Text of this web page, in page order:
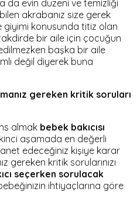
da evin düzeni ve temizliği
akrabanız size gerek
giyimi konusunda titiz olan
bir aile için çocuğun
başka bir aile
değil diyerek buna
gereken kritik soruları
almak bebek bakıcısı
aşamada en değerli
edeceğiniz kişiye karar
gereken kritik sorularınızı
seçerken sorulacak
ihtiyaçlarına göre